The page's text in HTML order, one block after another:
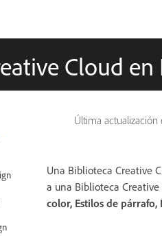
Cloud en
Última actualización
Una Biblioteca Creative
a una Biblioteca Creative
color, Estilos de párrafo,